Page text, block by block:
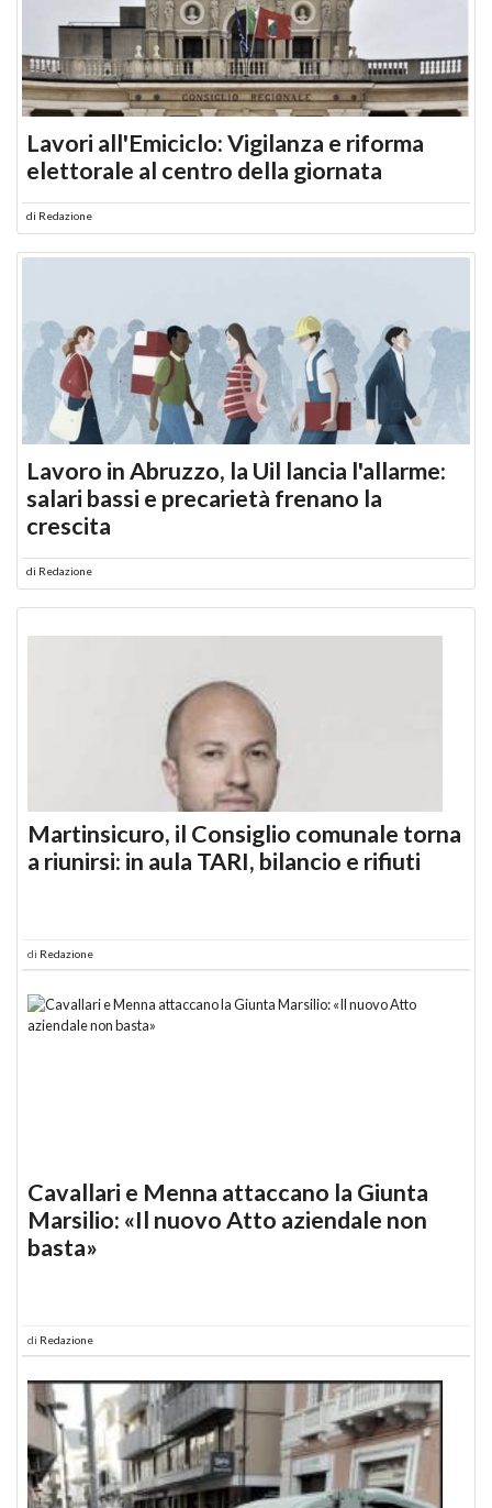
Lavori all'Emiciclo: Vigilanza e riforma
elettorale al centro della giornata
di Redazione
Lavoro in Abruzzo, la Uil lancia l'allarme:
salari bassi e precarietà frenano la
crescita
di Redazione
Martinsicuro, il Consiglio comunale torna
a riunirsi: in aula TARI, bilancio e rifiuti
di Redazione
Cavallari e Menna attaccano la Giunta
Marsilio: «Il nuovo Atto aziendale non
basta»
di Redazione